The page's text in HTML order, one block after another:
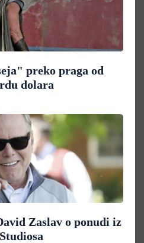
preko praga od
dolara
Zaslav o ponudi iz